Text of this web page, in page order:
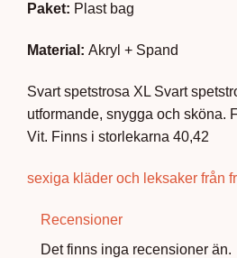
Paket: Plast bag
Material : Akryl + Spand
Svart spetstrosa XL Svart
utformande, snygga och sköna.
Vit. Finns i storlekarna 40,42
sexiga kläder och leksaker från
Recensioner
Det finns inga recensioner än.